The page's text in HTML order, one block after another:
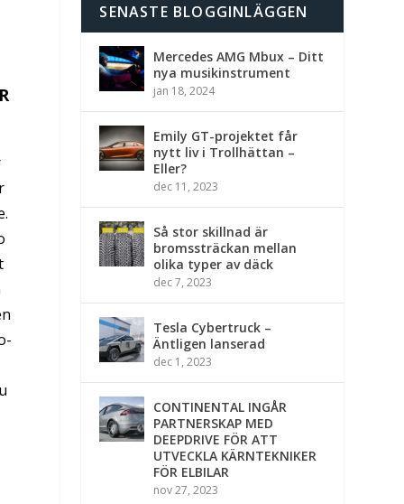
SENASTE BLOGGINLÄGGEN
Mercedes AMG Mbux – Ditt
nya musikinstrument
jan 18, 2024
Emily GT-projektet får
nytt liv i Trollhättan –
Eller?
dec 11, 2023
Så stor skillnad är
bromssträckan mellan
olika typer av däck
dec 7, 2023
Tesla Cybertruck –
Äntligen lanserad
dec 1, 2023
CONTINENTAL INGÅR
PARTNERSKAP MED
DEEPDRIVE FÖR ATT
UTVECKLA KÄRNTEKNIKER
FÖR ELBILAR
nov 27, 2023